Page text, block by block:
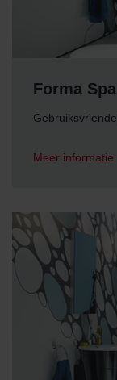
Forma
Meer informatie